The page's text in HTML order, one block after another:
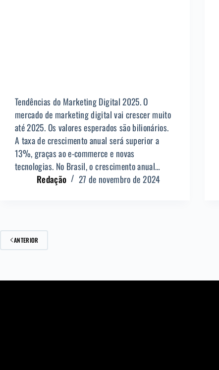
Tendências do Marketing Digital 2025. O
mercado de marketing digital vai crescer muito
até 2025. Os valores esperados são bilionários.
A taxa de crescimento anual será superior a
13%, graças ao e-commerce e novas
tecnologias. No Brasil, o crescimento anual…
Redação
27 de novembro de 2024
ANTERIOR